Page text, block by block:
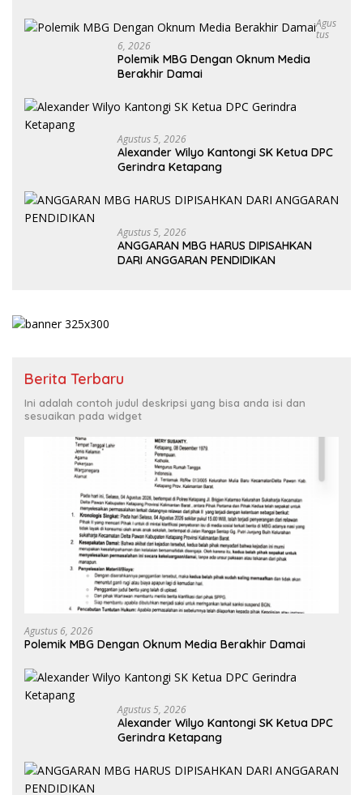
Agus
Tus
6, 2026
Polemik MBG Dengan Oknum Media
Berakhir Damai
Agustus 5, 2026
Alexander Wilyo Kantongi SK Ketua DPC
Gerindra Ketapang
Agustus 5, 2026
ANGGARAN MBG HARUS DIPISAHKAN
DARI ANGGARAN PENDIDIKAN
Berita Terbaru
Ini adalah contoh judul deskripsi yang bisa anda isi dan
sesuaikan pada widget
Agustus 6, 2026
Polemik MBG Dengan Oknum Media Berakhir Damai
Agustus 5, 2026
Alexander Wilyo Kantongi SK Ketua DPC
Gerindra Ketapang